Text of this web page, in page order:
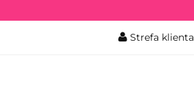
Strefa klienta